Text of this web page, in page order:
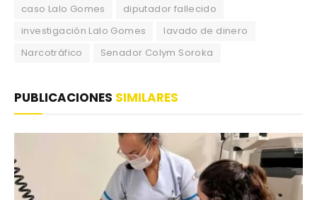
caso Lalo Gomes
diputador fallecido
investigación Lalo Gomes
lavado de dinero
Narcotráfico
Senador Colym Soroka
PUBLICACIONES SIMILARES